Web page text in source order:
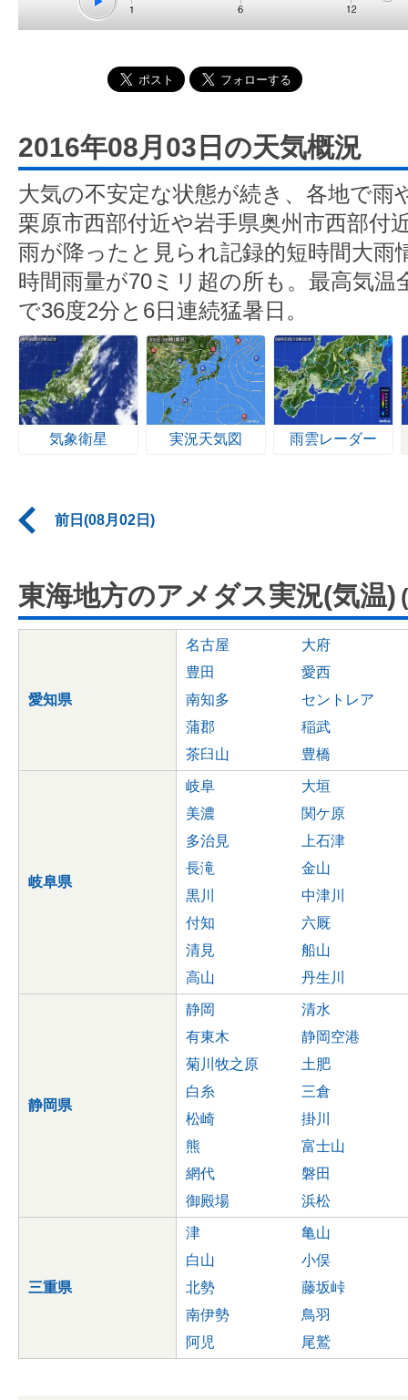
2016年08月03日の天気概況
大気の不安定な状態が続き、各地で雨
栗原市西部付近や岩手県奥州市西部付
雨が降ったと見られ記録的短時間大雨
時間雨量が70ミリ超の所も。最高気温
で36度2分と6日連続猛暑日。
気象衛星 実況天気図 雨雲レーダー
前日(08月02日)
東海地方のアメダス実況(気温)
愛知県
名古屋
大府
豊田
愛西
南知多
セントレア
蒲郡
稲武
茶臼山
豊橋
岐阜県
岐阜
大垣
美濃
関ケ原
多治見
上石津
長滝
金山
黒川
中津川
付知
六厩
清見
船山
高山
丹生川
静岡県
静岡
清水
有東木
静岡空港
菊川牧之原
土肥
白糸
三倉
松崎
掛川
熊
富士山
網代
磐田
御殿場
浜松
三重県
津
亀山
白山
小俣
北勢
藤坂峠
南伊勢
鳥羽
阿児
尾鷲